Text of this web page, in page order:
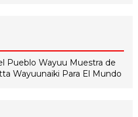
Pueblo Wayuu Muestra de
Wayuunaiki Para El Mundo